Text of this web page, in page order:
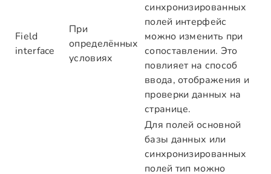
Field
interface
При
определённых
условиях
синхронизированных
полей интерфейс
можно изменить при
сопоставлении. Это
повлияет на способ
ввода, отображения и
проверки данных на
странице.
Для полей основной
базы данных или
синхронизированных
полей тип можно